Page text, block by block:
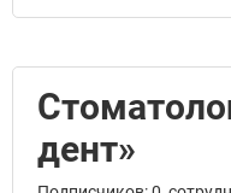
дент»